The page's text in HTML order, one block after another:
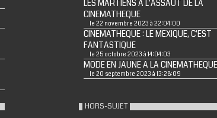
LES MARTIENS A L'ASSAUT DE LA
CINEMATHEQUE
le 22 novembre 2023 à 22:04:00
CINEMATHEQUE : LE MEXIQUE, C'EST
FANTASTIQUE
le 25 octobre 2023 à 14:04:03
MODE EN JAUNE A LA CINEMATHEQUE
le 20 septembre 2023 à 13:28:09
HORS-SUJET